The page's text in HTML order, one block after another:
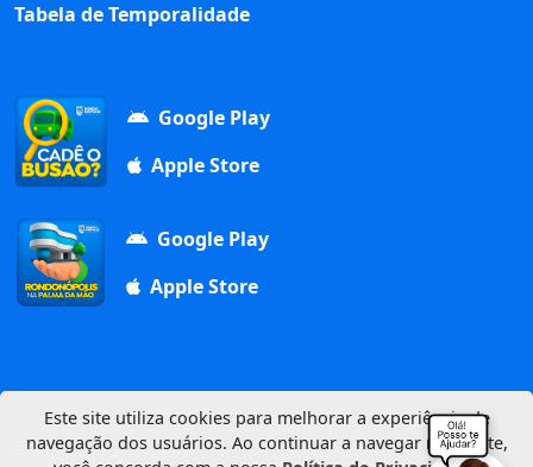
Tabela de Temporalidade
Google Play
Apple Store
Google Play
Apple Store
Av. Duque de Caxias, 1000, Vila Aurora, 78740-022
Este site utiliza cookies para melhorar a experiência de
navegação dos usuários. Ao continuar a navegar neste site,